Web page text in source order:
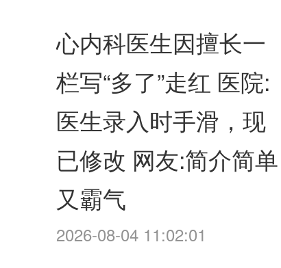
心内科医生因擅长一
栏写“多了”走红 医院:
医生录入时手滑，现
已修改 网友:简介简单
又霸气
2026-08-04 11:02:01